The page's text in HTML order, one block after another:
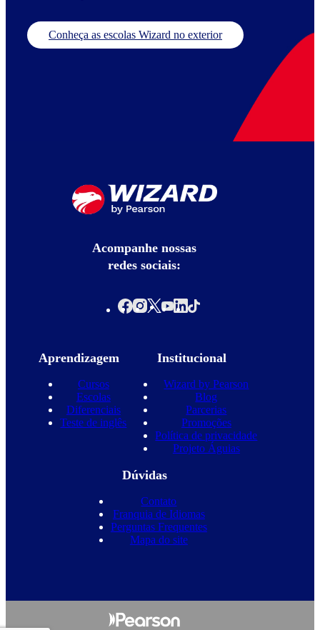
Conheça as escolas Wizard no exterior
Acompanhe nossas
redes sociais:
Aprendizagem
Cursos
Escolas
Diferenciais
Teste de inglês
Institucional
Wizard by Pearson
Blog
Parcerias
Promoções
Política de privacidade
Projeto Águias
Dúvidas
Contato
Franquia de Idiomas
Perguntas Frequentes
Mapa do site